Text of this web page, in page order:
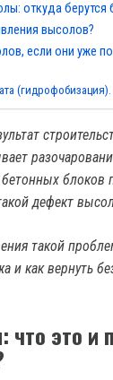
откуда берутся
высолов?
если они уже
(гидрофобизация).
дефект
такой
и как вернуть
что это и